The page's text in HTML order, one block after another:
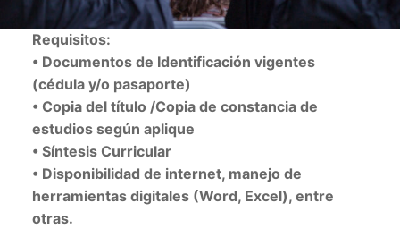
Requisitos:
• Documentos de Identificación vigentes
(cédula y/o pasaporte)
• Copia del título /Copia de constancia de
estudios según aplique
• Síntesis Curricular
• Disponibilidad de internet, manejo de
herramientas digitales (Word, Excel), entre
otras.